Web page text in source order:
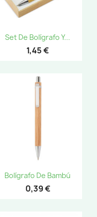
Set De Bolígrafo Y...
1,45 €
Bolígrafo De Bambú
0,39 €